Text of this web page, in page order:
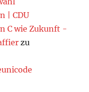
| CDU
C wie Zukunft -
zu